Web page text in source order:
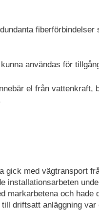
fiberförbindelser
användas för
el från vattenkraft,
gick med vägtransport
installationsarbeten
markarbetena och hade
driftsatt anläggning var